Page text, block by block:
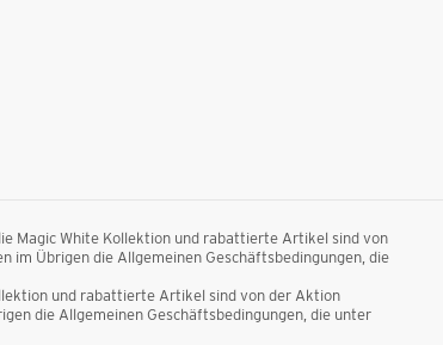
Magic White Kollektion und rabattierte Artikel sind von
im Übrigen die Allgemeinen Geschäftsbedingungen, die
und rabattierte Artikel sind von der Aktion
die Allgemeinen Geschäftsbedingungen, die unter